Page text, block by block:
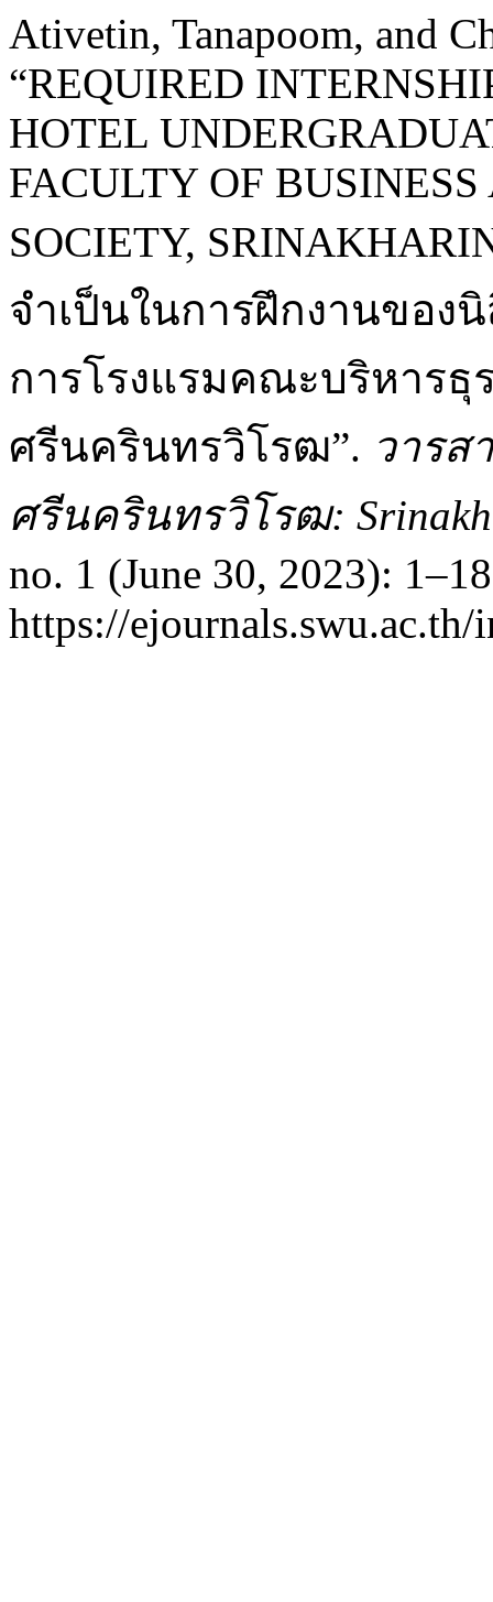
Ativetin, Tanapoom, and
“REQUIRED
HOTEL
FACULTY OF
SOCIETY,
จำเป็นในการฝึกงานของ
การโรงแรมคณะบริหารธุ
ศรีนครินทรวิโรฒ”. วารส
ศรีนครินทรวิโรฒ:
no. 1 (June 30, 2023):
https://